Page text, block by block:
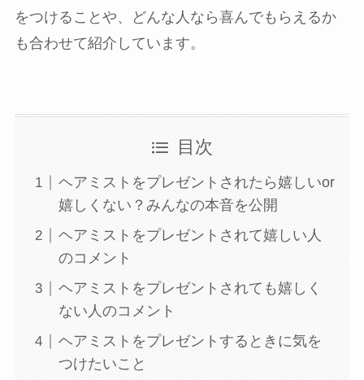
をつけることや、どんな人なら喜んでもらえるか
も合わせて紹介しています。
目次
ヘアミストをプレゼントされたら嬉しいor
嬉しくない？みんなの本音を公開
ヘアミストをプレゼントされて嬉しい人
のコメント
ヘアミストをプレゼントされても嬉しく
ない人のコメント
ヘアミストをプレゼントするときに気を
つけたいこと